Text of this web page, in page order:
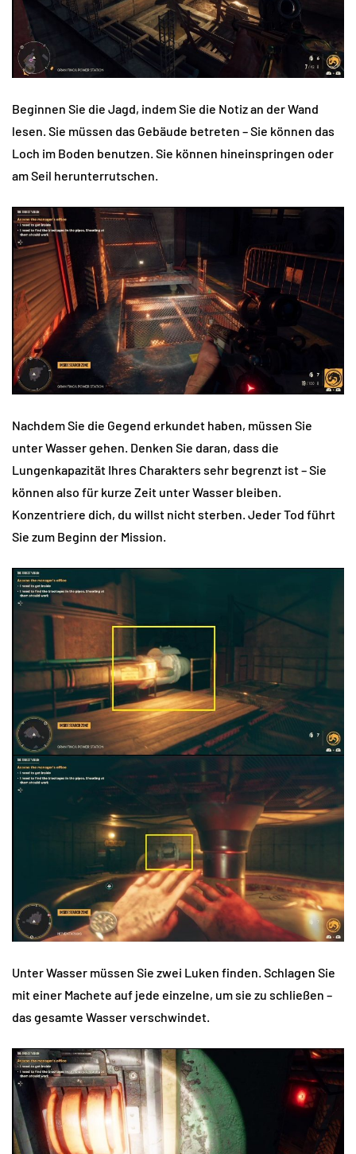
Beginnen Sie die Jagd, indem Sie die Notiz an der Wand
lesen. Sie müssen das Gebäude betreten – Sie können das
Loch im Boden benutzen. Sie können hineinspringen oder
am Seil herunterrutschen.
Nachdem Sie die Gegend erkundet haben, müssen Sie
unter Wasser gehen. Denken Sie daran, dass die
Lungenkapazität Ihres Charakters sehr begrenzt ist – Sie
können also für kurze Zeit unter Wasser bleiben.
Konzentriere dich, du willst nicht sterben. Jeder Tod führt
Sie zum Beginn der Mission.
Unter Wasser müssen Sie zwei Luken finden. Schlagen Sie
mit einer Machete auf jede einzelne, um sie zu schließen –
das gesamte Wasser verschwindet.